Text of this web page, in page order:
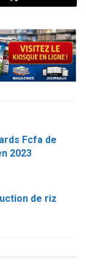
Fcfa de
2023
de riz